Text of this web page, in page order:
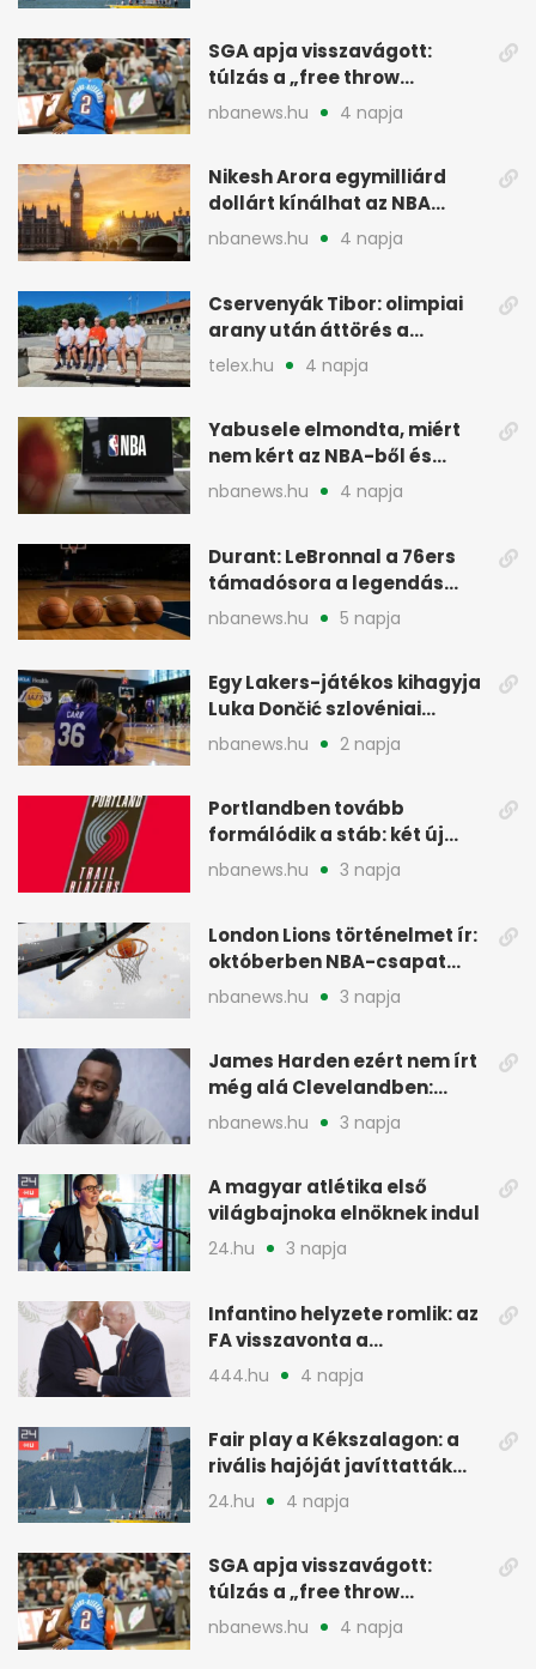
SGA apja visszavágott:
túlzás a „free throw
merchant” címke?
nbanews.hu 4 napja
Nikesh Arora egymilliárd
dollárt kínálhat az NBA
Europe londoni csapatáért
nbanews.hu 4 napja
Cservenyák Tibor: olimpiai
arany után áttörés a
rákkutatásban
telex.hu 4 napja
Yabusele elmondta, miért
nem kért az NBA-ből és
miért jött Európába
nbanews.hu 4 napja
Durant: LeBronnal a 76ers
támadósora a legendás
Warriorsra emlékeztet
nbanews.hu 5 napja
Egy Lakers-játékos kihagyja
Luka Dončić szlovéniai
minicampjét
nbanews.hu 2 napja
Portlandben tovább
formálódik a stáb: két új
szakember a Blazersnél
nbanews.hu 3 napja
London Lions történelmet ír:
októberben NBA-csapat
ellen lép pályára
nbanews.hu 3 napja
James Harden ezért nem írt
még alá Clevelandben:
pénzügyi okok
nbanews.hu 3 napja
A magyar atlétika első
világbajnoka elnöknek indul
24.hu 3 napja
Infantino helyzete romlik: az
FA visszavonta a
támogatását, jöhet a
444.hu 4 napja
Fair play a Kékszalagon: a
rivális hajóját javíttatták
meg
24.hu 4 napja
SGA apja visszavágott:
túlzás a „free throw
merchant” címke?
nbanews.hu 4 napja